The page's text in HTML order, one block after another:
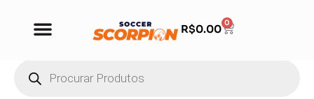
R$0.00 0